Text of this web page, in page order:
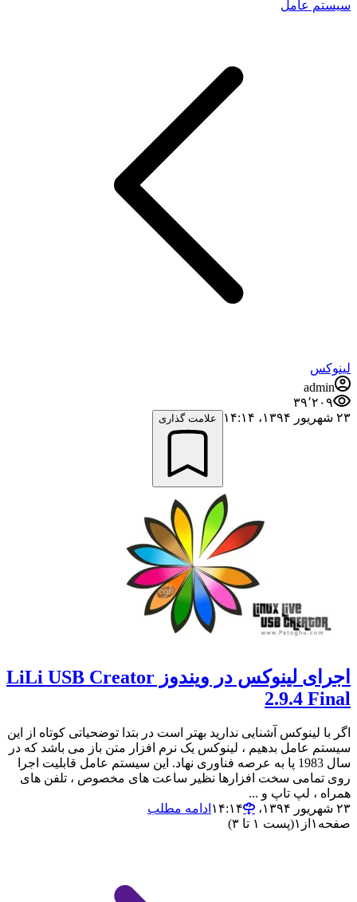
سیستم عامل
لینوکس
admin
۳۹٬۲۰۹
۲۳ شهریور ۱۳۹۴،‏ ۱۴:۱۴
علامت گذاری
اجرای لینوکس در ویندوز LiLi USB Creator
2.9.4 Final
اگر با لینوکس آشنایی ندارید بهتر است در بتدا توضحیاتی کوتاه از این
سیستم عامل بدهیم ، لینوکس یک نرم افزار متن باز می باشد که در
سال 1983 پا به عرصه فناوری نهاد. این سیستم عامل قابلیت اجرا
روی تمامی سخت افزارها نظیر ساعت های مخصوص ، تلفن های
همراه ، لپ تاپ و ...
۲۳ شهریور ۱۳۹۴،‏ ۱۴:۱۴
ادامه مطلب
صفحه ۱ از ۱(پست ۱ تا ۳)